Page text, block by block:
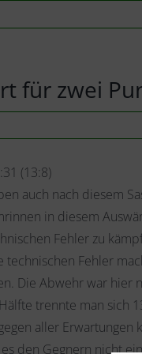
für zwei
(13:8)
auch nach diesem
in diesem
Fehler zu
Fehler
Die Abwehr war hier
trennte man sich
aller
den Gegnern nicht